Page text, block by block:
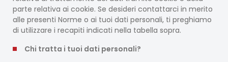
parte relativa ai cookie. Se desideri contattarci in merito
alle presenti Norme o ai tuoi dati personali, ti preghiamo
di utilizzare i recapiti indicati nella tabella sopra.
Chi tratta i tuoi dati personali?